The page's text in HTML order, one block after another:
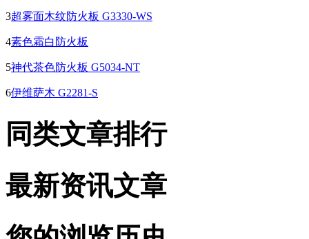
3超雾面木纹防火板 G3330-WS
4素色霜白防火板
5神代茶色防火板 G5034-NT
6伊维萨木 G2281-S
同类文章排行
最新资讯文章